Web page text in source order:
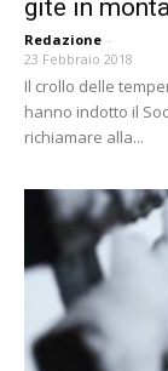
gite in
Redazione -
23 Febbraio 2018
Il crollo delle
hanno indotto il
richiamare alla...